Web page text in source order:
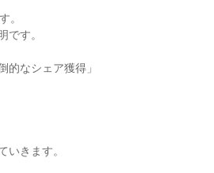
。
です。
なシェア獲得」
いきます。